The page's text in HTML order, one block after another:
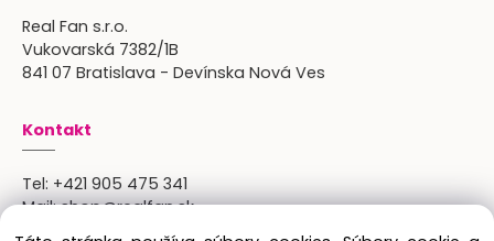
Real Fan s.r.o.
Vukovarská 7382/1B
841 07 Bratislava - Devínska Nová Ves
Kontakt
Tel: +421 905 475 341
Mail:shop@realfan.sk
Zákaznícka linka: 9:00-18:00